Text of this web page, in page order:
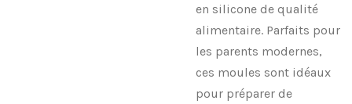
en silicone de qualité
alimentaire. Parfaits pour
les parents modernes,
ces moules sont idéaux
pour préparer de